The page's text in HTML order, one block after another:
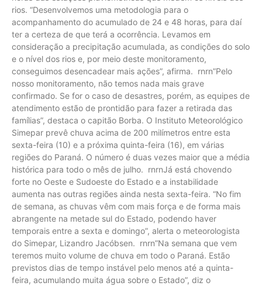
rios. “Desenvolvemos uma metodologia para o
acompanhamento do acumulado de 24 e 48 horas, para daí
ter a certeza de que terá a ocorrência. Levamos em
consideração a precipitação acumulada, as condições do solo
e o nível dos rios e, por meio deste monitoramento,
conseguimos desencadear mais ações”, afirma. rnrn”Pelo
nosso monitoramento, não temos nada mais grave
confirmado. Se for o caso de desastres, porém, as equipes de
atendimento estão de prontidão para fazer a retirada das
famílias”, destaca o capitão Borba. O Instituto Meteorológico
Simepar prevê chuva acima de 200 milímetros entre esta
sexta-feira (10) e a próxima quinta-feira (16), em várias
regiões do Paraná. O número é duas vezes maior que a média
histórica para todo o mês de julho. rnrnJá está chovendo
forte no Oeste e Sudoeste do Estado e a instabilidade
aumenta nas outras regiões ainda nesta sexta-feira. “No fim
de semana, as chuvas vêm com mais força e de forma mais
abrangente na metade sul do Estado, podendo haver
temporais entre a sexta e domingo”, alerta o meteorologista
do Simepar, Lizandro Jacóbsen. rnrn”Na semana que vem
teremos muito volume de chuva em todo o Paraná. Estão
previstos dias de tempo instável pelo menos até a quinta-
feira, acumulando muita água sobre o Estado”, diz o